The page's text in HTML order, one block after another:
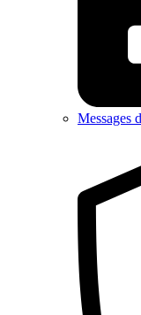
Messages